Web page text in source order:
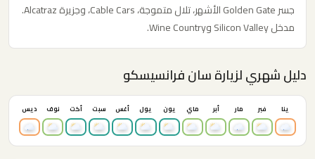
جسر Golden Gate الأشهر، تلال متموجة، Cable Cars، وجزيرة Alcatraz.
مدخل Silicon Valley وWine Country.
دليل شهري لزيارة سان فرانسيسكو
ينا فبر مار أبر ماي يون يول أغس سبت أكت نوف ديس